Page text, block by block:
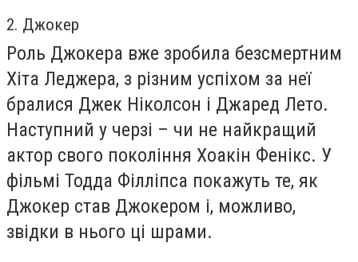
2. Джокер
Роль Джокера вже зробила безсмертним
Хіта Леджера, з різним успіхом за неї
бралися Джек Ніколсон і Джаред Лето.
Наступний у черзі – чи не найкращий
актор свого покоління Хоакін Фенікс. У
фільмі Тодда Філліпса покажуть те, як
Джокер став Джокером і, можливо,
звідки в нього ці шрами.